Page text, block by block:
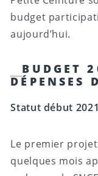
budget
aujourd’hui.
BUDGET
DÉPENSES
Statut début
Le premier
quelques mois